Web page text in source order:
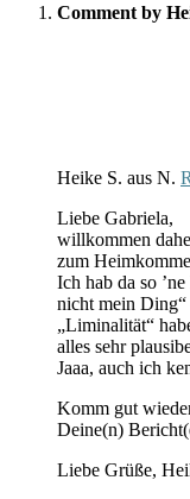
Comment by
Heike S. aus N.
Liebe Gabriela,
willkommen
zum
Ich hab da so
nicht mein
„Liminalität“
alles sehr
Jaaa, auch ich
Komm gut
Deine(n)
Liebe Grüße,